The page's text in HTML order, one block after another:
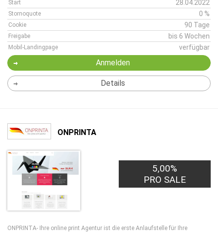
Start 28.04.2022
Stornoquote 0 %
Cookie 90 Tage
Freigabe bis 6 Wochen
Mobil-Landingpage verfügbar
Anmelden
Details
ONPRINTA
5,00%
PRO SALE
ONPRINTA- Ihre online print Agentur ist die erste Anlaufstelle für Ihre